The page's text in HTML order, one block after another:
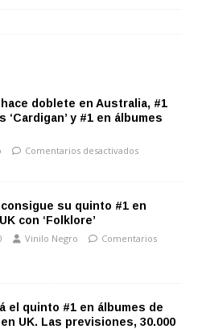
doblete en Australia, #1
‘Cardigan’ y #1 en álbumes
Comentarios desactivados
su quinto #1 en
con ‘Folklore’
Vinilo Negro
Comentarios
el quinto #1 en álbumes de
UK. Las previsiones, 30.000